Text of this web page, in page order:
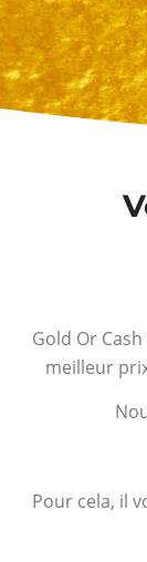
Gold Or
meilleur
Pour cela, il